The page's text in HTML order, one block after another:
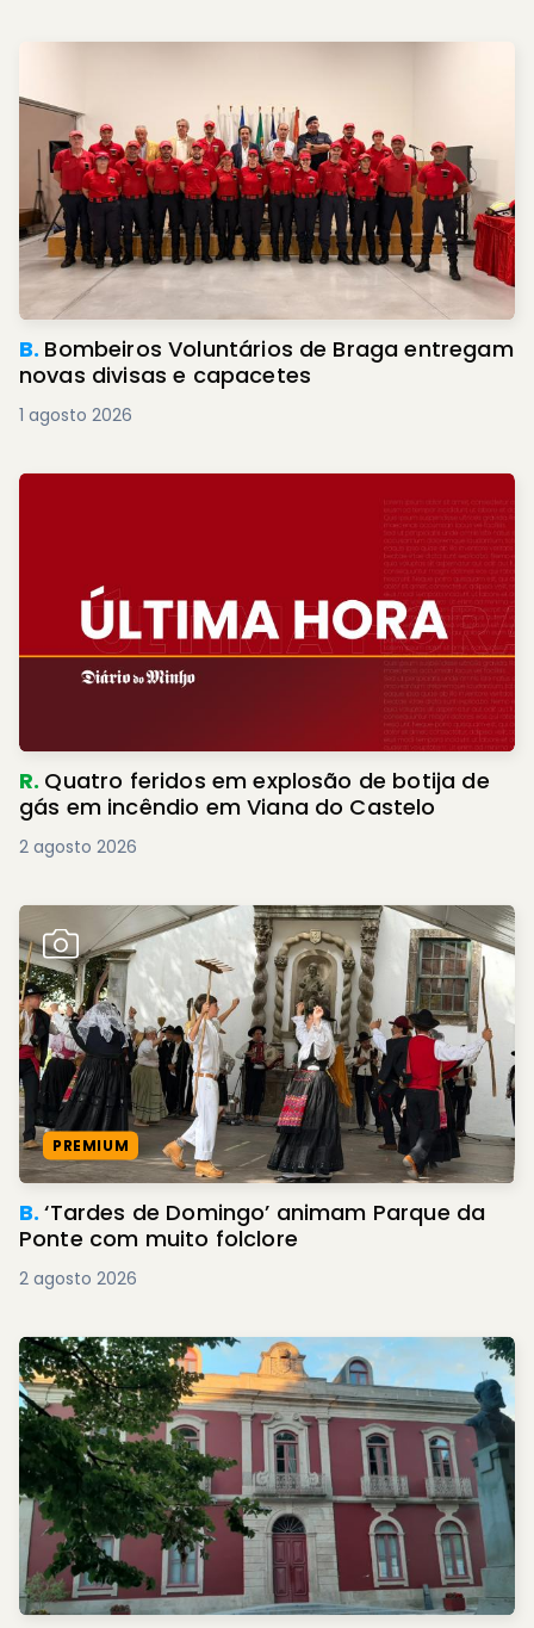
B. Bombeiros Voluntários de Braga entregam
novas divisas e capacetes
1 agosto 2026
R. Quatro feridos em explosão de botija de
gás em incêndio em Viana do Castelo
2 agosto 2026
PREMIUM
B.‘Tardes de Domingo’ animam Parque da
Ponte com muito folclore
2 agosto 2026